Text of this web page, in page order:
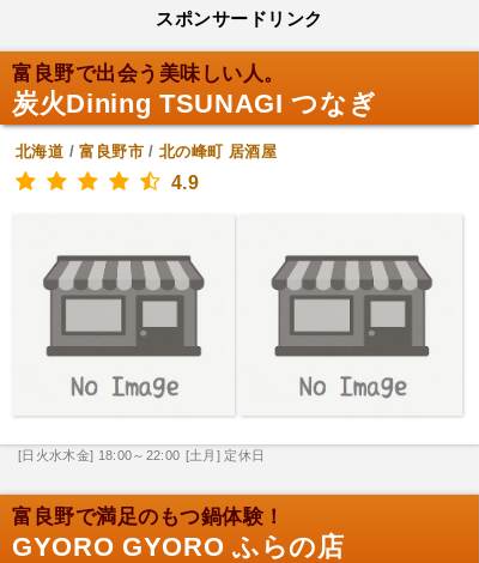
スポンサードリンク
富良野で出会う美味しい人。
炭火Dining TSUNAGI つなぎ
北海道 /富良野市/北の峰町 居酒屋
4.9
[日火水木金] 18:00～22:00 [土月] 定休日
富良野で満足のもつ鍋体験！
GYORO GYORO ふらの店